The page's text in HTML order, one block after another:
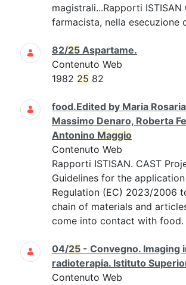
magistrali...Rapporti ISTISAN
farmacista, nella esecuzione
82/25 Aspartame.
Contenuto Web
1982 25 82
food.Edited by Maria
Massimo Denaro, Roberta
Antonino Maggio
Contenuto Web
Rapporti ISTISAN. CAST
Guidelines for the
Regulation (EC) 2023/2006
chain of materials and
come into contact with food.
04/25 - Convegno. Imaging
radioterapia. Istituto
Contenuto Web